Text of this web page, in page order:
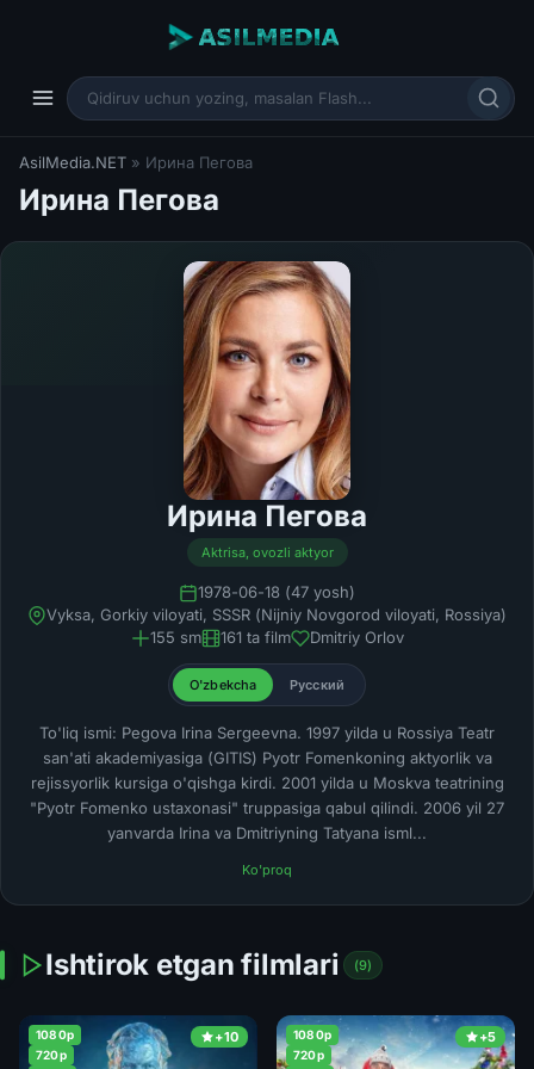
AsilMedia.NET » Ирина Пегова
Ирина Пегова
Ирина Пегова
Aktrisa, ovozli aktyor
1978-06-18 (47 yosh)
Vyksa, Gorkiy viloyati, SSSR (Nijniy Novgorod viloyati, Rossiya)
155 sm
161 ta film Dmitriy Orlov
O'zbekcha Русский
To'liq ismi: Pegova Irina Sergeevna. 1997 yilda u Rossiya Teatr
san'ati akademiyasiga (GITIS) Pyotr Fomenkoning aktyorlik va
rejissyorlik kursiga o'qishga kirdi. 2001 yilda u Moskva teatrining
"Pyotr Fomenko ustaxonasi" truppasiga qabul qilindi. 2006 yil 27
yanvarda Irina va Dmitriyning Tatyana isml...
Ko'proq
Ishtirok etgan filmlari (9)
+10
1080p
720p
+5
1080p
720p